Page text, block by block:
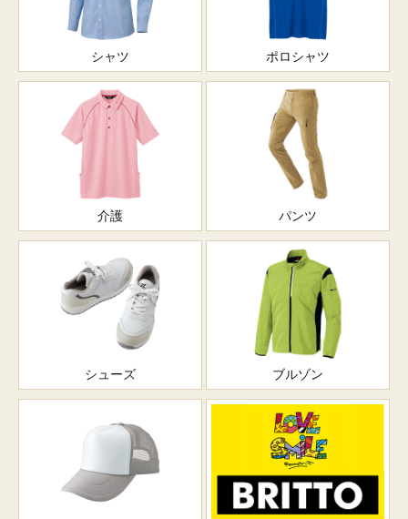
シャツ ポロシャツ
介護 パンツ
シューズ ブルゾン